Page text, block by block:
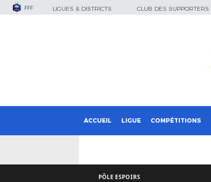
FFF LIGUES & DISTRICTS CLUB DES SUPPORTERS
ACCUEIL LIGUE COMPÉTITIONS
PÔLE ESPOIRS